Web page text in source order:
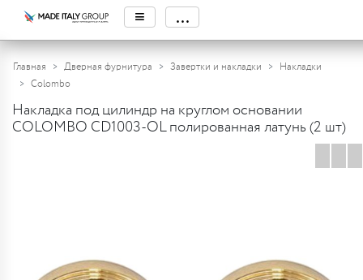
≡ ...
Главная Дверная фурнитура Завертки и накладки
Накладки
Colombo
Накладка под цилиндр на круглом основании
COLOMBO CD1003-OL полированная латунь (2 шт)